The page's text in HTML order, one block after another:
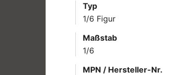
Typ
1/6 Figur
Maßstab
1/6
MPN / Hersteller-Nr.